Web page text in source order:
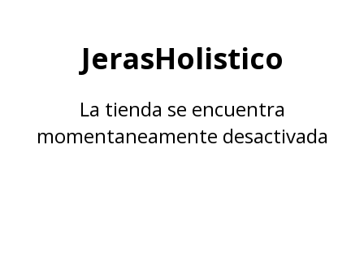
JerasHolistico
La tienda se encuentra
momentaneamente desactivada